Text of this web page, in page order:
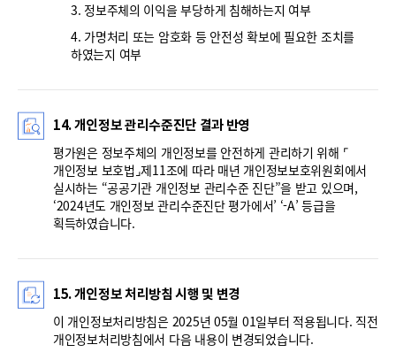
3. 정보주체의 이익을 부당하게 침해하는지 여부
4. 가명처리 또는 암호화 등 안전성 확보에 필요한 조치를
하였는지 여부
14. 개인정보 관리수준진단 결과 반영
평가원은 정보주체의 개인정보를 안전하게 관리하기 위해 ⌜
개인정보 보호법⌟제11조에 따라 매년 개인정보보호위원회에서
실시하는 “공공기관 개인정보 관리수준 진단”을 받고 있으며,
‘2024년도 개인정보 관리수준진단 평가에서’ ‘-A’ 등급을
획득하였습니다.
15. 개인정보 처리방침 시행 및 변경
이 개인정보처리방침은 2025년 05월 01일부터 적용됩니다. 직전
개인정보처리방침에서 다음 내용이 변경되었습니다.